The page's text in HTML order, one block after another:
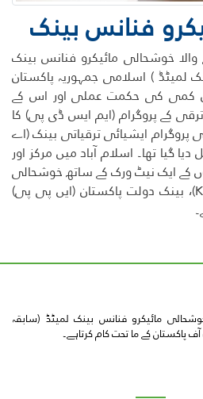
فنانس بینک
ہونے والا خوشحالی مائیکرو فنانس بینک
لمیٹڈ ) اسلامی جمہوریہ پاکستان
کمی کی حکمت عملی اور اس کے
کے پروگرام (ایم ایس ڈی پی) کا
ایشیائی ترقیاتی بینک (اے
گیا تھا۔ اسلام آباد میں مرکز اور
بھر میں 240 شاخوں کے ایک نیٹ ورک کے ساتھ خوشحالی
مائیکرو فنانس بینک (KMBL)، بینک دولت پاکستان (ایں پی پی)
خوشحالی مائیکرو فنانس بینک لمیٹڈ (سابقہ
کے ما تحت کام کرتاہے۔